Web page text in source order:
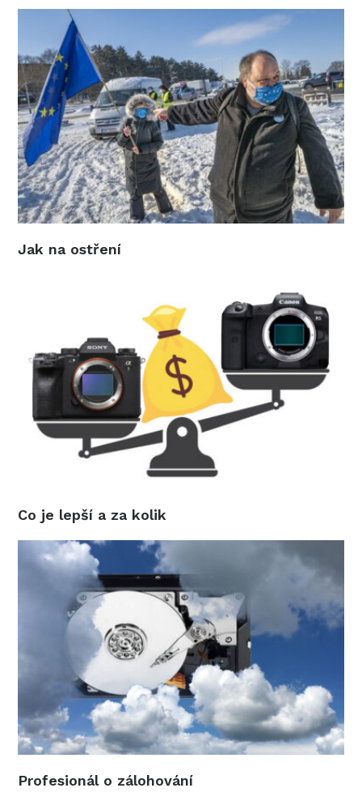
Jak na ostření
Co je lepší a za kolik
Profesionál o zálohování